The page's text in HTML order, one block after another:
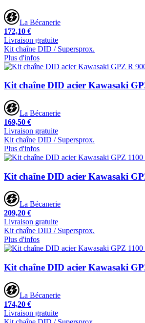
La Bécanerie
172,10 €
Livraison gratuite
Kit chaîne DID / Supersprox.
Plus d'infos
Kit chaîne DID acier Kawasaki
La Bécanerie
169,50 €
Livraison gratuite
Kit chaîne DID / Supersprox.
Plus d'infos
Kit chaîne DID acier Kawasaki
La Bécanerie
209,20 €
Livraison gratuite
Kit chaîne DID / Supersprox.
Plus d'infos
Kit chaîne DID acier Kawasaki
La Bécanerie
174,20 €
Livraison gratuite